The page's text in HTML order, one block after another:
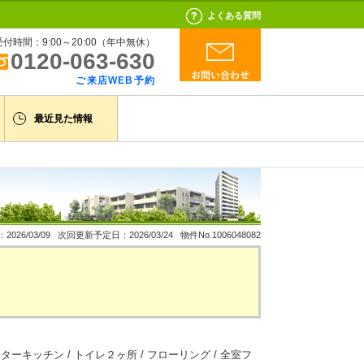
よくある質問
付時間：9:00～20:00（年中無休）
0120-063-630
ご来店WEB予約
最近見た情報
2026/03/09 次回更新予定日：2026/03/24 物件No.1006048082
ーキッチン / トイレ２ヶ所 / フローリング / 全室フ